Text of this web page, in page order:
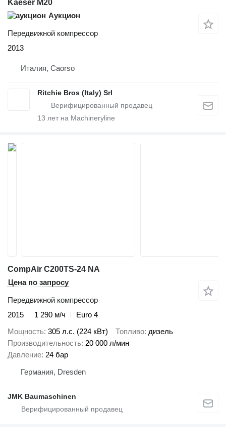
Kaeser M20
Аукцион
Передвижной компрессор
2013
Италия, Caorso
Ritchie Bros (Italy) Srl
13 лет на Machineryline
CompAir C200TS-24 NA
Цена по запросу
Передвижной компрессор
2015
1 290 м/ч
Euro 4
Мощность 305 л.с. (224 кВт) Топливо дизель
Производительность 20 000 л/мин
Давление 24 бар
Германия, Dresden
JMK Baumaschinen